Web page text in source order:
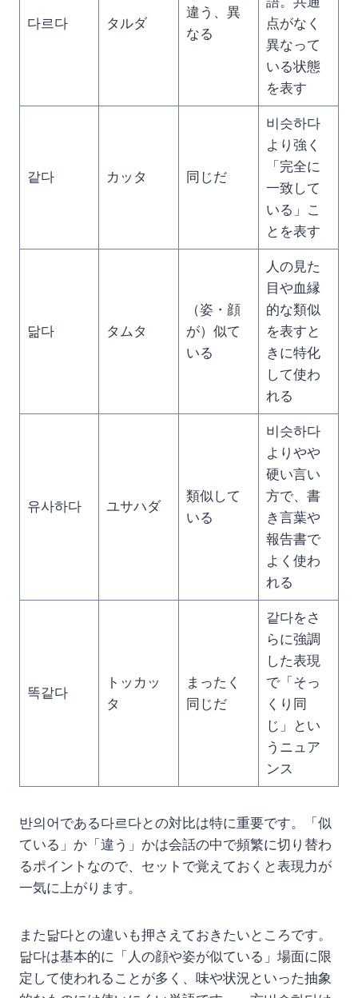
다르다 タルダ
違う、異
なる
点がなく
異なって
いる状態
を表す
같다 カッタ 同じだ
비슷하다
より強く
「完全に
一致して
いる」こ
とを表す
닮다 タムタ
（姿・顔
が）似て
いる
人の見た
目や血縁
的な類似
を表すと
きに特化
して使わ
れる
유사하다 ユサハダ
類似して
いる
비슷하다
よりやや
硬い言い
方で、書
き言葉や
報告書で
よく使わ
れる
똑같다
トッカッ
タ
まったく
同じだ
같다をさ
らに強調
した表現
で「そっ
くり同
じ」とい
うニュア
ンス
반의어である다르다との対比は特に重要です。「似
ている」か「違う」かは会話の中で頻繁に切り替わ
るポイントなので、セットで覚えておくと表現力が
一気に上がります。
また닮다との違いも押さえておきたいところです。
닮다は基本的に「人の顔や姿が似ている」場面に限
定して使われることが多く、味や状況といった抽象